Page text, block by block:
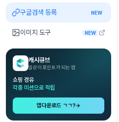
구글검색 등록 NEW
이미지 도구 NEW
캐시큐브
일상이 포인트가 되는 앱
쇼핑 경유
각종 미션으로 적립
앱다운로드 ㄱㄱ?→